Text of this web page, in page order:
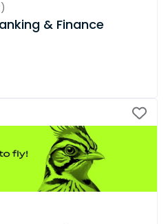
)
& Finance